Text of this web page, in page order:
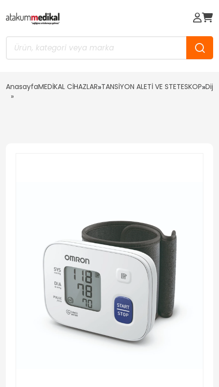
AnasayfaMEDİKAL CİHAZLAR»TANSİYON ALETİ VE STETESKOP»